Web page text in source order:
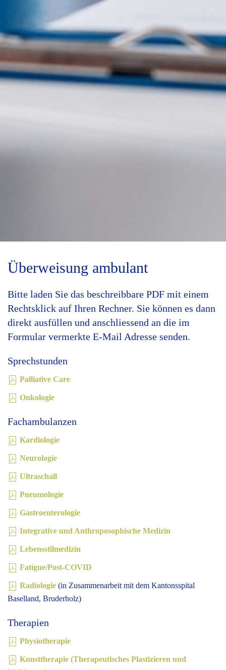
Überweisung ambulant
Bitte laden Sie das beschreibbare PDF mit einem
Rechtsklick auf Ihren Rechner. Sie können es dann
direkt ausfüllen und anschliessend an die im
Formular vermerkte E-Mail Adresse senden.
Sprechstunden
Palliative Care
Onkologie
Fachambulanzen
Kardiologie
Neurologie
Ultraschall
Pneumologie
Gastroenterologie
Integrative und Anthroposophische Medizin
Lebensstilmedizin
Fatigue/Post-COVID
Radiologie (in Zusammenarbeit mit dem Kantonsspital
Baselland, Bruderholz)
Therapien
Physiotherapie
Kunsttherapie (Therapeutisches Plastizieren und